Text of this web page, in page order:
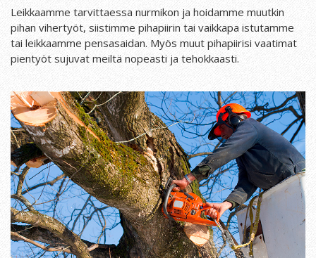
Leikkaamme tarvittaessa nurmikon ja hoidamme muutkin
pihan vihertyöt, siistimme pihapiirin tai vaikkapa istutamme
tai leikkaamme pensasaidan. Myös muut pihapiirisi vaatimat
pientyöt sujuvat meiltä nopeasti ja tehokkaasti.